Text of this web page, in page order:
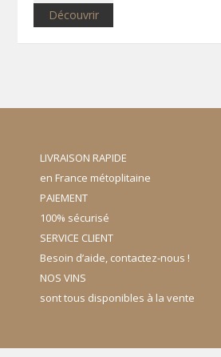
Découvrir
LIVRAISON RAPIDE
en France métoplitaine
PAIEMENT
100% sécurisé
SERVICE CLIENT
Besoin d’aide, contactez-nous !
NOS VINS
sont tous disponibles à la vente